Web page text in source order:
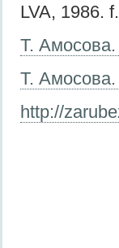
LVA, 1986.
Т. Амосова.
Т.
http://